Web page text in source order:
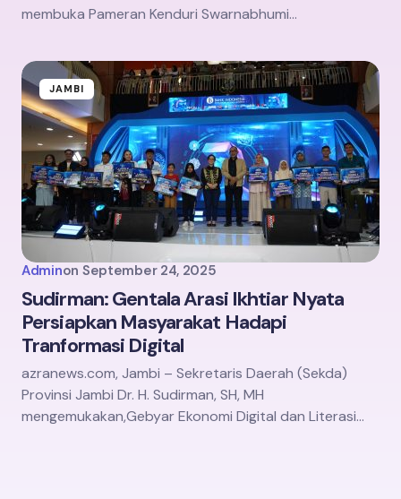
membuka Pameran Kenduri Swarnabhumi…
JAMBI
Adminon September 24, 2025
Sudirman: Gentala Arasi Ikhtiar Nyata
Persiapkan Masyarakat Hadapi
Tranformasi Digital
azranews.com, Jambi – Sekretaris Daerah (Sekda)
Provinsi Jambi Dr. H. Sudirman, SH, MH
mengemukakan,Gebyar Ekonomi Digital dan Literasi…